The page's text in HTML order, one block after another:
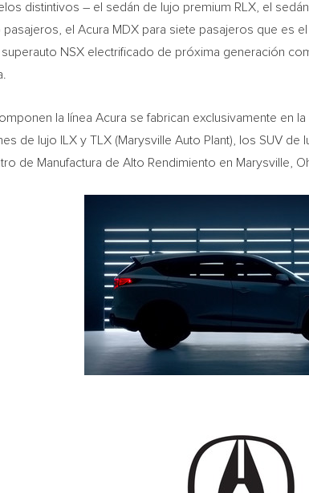
distintivos – el sedán de lujo premium RLX, el
el Acura MDX para siete pasajeros que es
NSX electrificado de próxima generación
la línea Acura se fabrican exclusivamente en
de lujo ILX y TLX (Marysville Auto Plant), los SUV de
de Manufactura de Alto Rendimiento en Marysville,